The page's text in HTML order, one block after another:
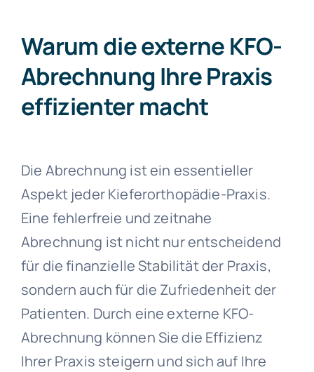
Warum die externe KFO-
Abrechnung Ihre Praxis
effizienter macht
Die Abrechnung ist ein essentieller
Aspekt jeder Kieferorthopädie-Praxis.
Eine fehlerfreie und zeitnahe
Abrechnung ist nicht nur entscheidend
für die finanzielle Stabilität der Praxis,
sondern auch für die Zufriedenheit der
Patienten. Durch eine externe KFO-
Abrechnung können Sie die Effizienz
Ihrer Praxis steigern und sich auf Ihre